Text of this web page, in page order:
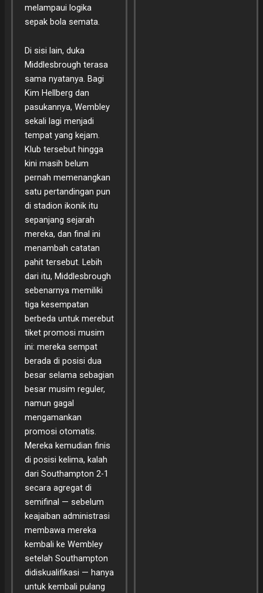
melampaui logika
sepak bola semata.
Di sisi lain, duka
Middlesbrough terasa
sama nyatanya. Bagi
Kim Hellberg dan
pasukannya, Wembley
sekali lagi menjadi
tempat yang kejam.
Klub tersebut hingga
kini masih belum
pernah memenangkan
satu pertandingan pun
di stadion ikonik itu
sepanjang sejarah
mereka, dan final ini
menambah catatan
pahit tersebut. Lebih
dari itu, Middlesbrough
sebenarnya memiliki
tiga kesempatan
berbeda untuk merebut
tiket promosi musim
ini: mereka sempat
berada di posisi dua
besar selama sebagian
besar musim reguler,
namun gagal
mengamankan
promosi otomatis.
Mereka kemudian finis
di posisi kelima, kalah
dari Southampton 2-1
secara agregat di
semifinal — sebelum
keajaiban administrasi
membawa mereka
kembali ke Wembley
setelah Southampton
didiskualifikasi — hanya
untuk kembali pulang